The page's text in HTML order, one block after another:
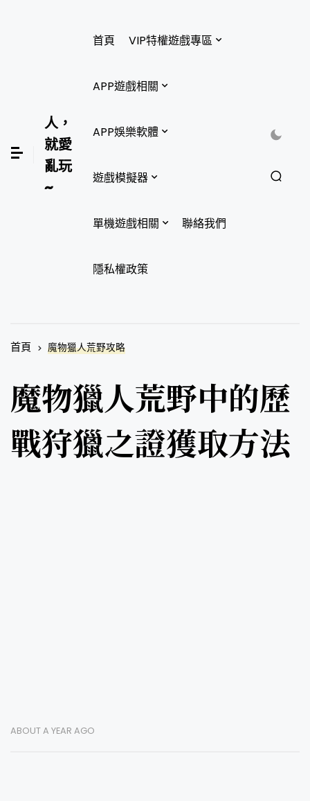
人，
就愛
亂玩
~
首頁 VIP特權遊戲專區
APP遊戲相關
APP娛樂軟體
遊戲模擬器
單機遊戲相關 聯絡我們
隱私權政策
首頁 魔物獵人荒野攻略
魔物獵人荒野中的歷
戰狩獵之證獲取方法
ABOUT A YEAR AGO